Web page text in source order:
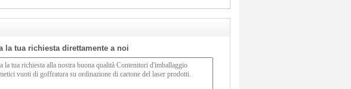
la tua richiesta direttamente a noi